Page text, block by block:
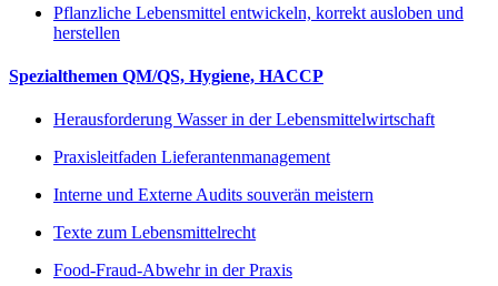
Pflanzliche Lebensmittel entwickeln, korrekt ausloben und
herstellen
Spezialthemen QM/QS, Hygiene, HACCP
Herausforderung Wasser in der Lebensmittelwirtschaft
Praxisleitfaden Lieferantenmanagement
Interne und Externe Audits souverän meistern
Texte zum Lebensmittelrecht
Food-Fraud-Abwehr in der Praxis